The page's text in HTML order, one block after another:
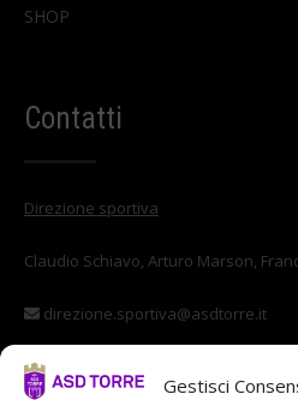
Gestisci
SHOP
Contatti
Direzione sportiva
Claudio Schiavo, Arturo Marson,
direzione.sportiva@asdtorre.it
Settore giovanile